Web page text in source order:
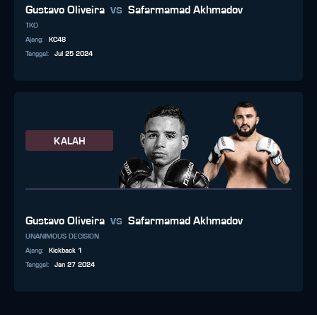
Gustavo Oliveira vs Safarmamad Akhmadov
TKO
Ajang:
KC48
Tanggal : Jul 25 2024
KALAH
Gustavo Oliveira vs Safarmamad Akhmadov
UNANIMOUS DECISION
Ajang:
Kickback 1
Tanggal : Jan 27 2024